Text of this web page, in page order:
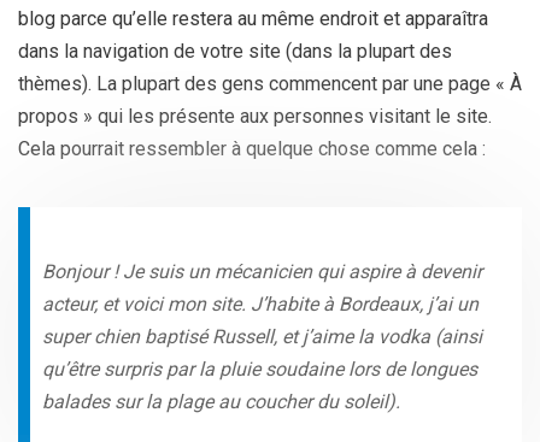
blog parce qu’elle restera au même endroit et apparaîtra
dans la navigation de votre site (dans la plupart des
thèmes). La plupart des gens commencent par une page « À
propos » qui les présente aux personnes visitant le site.
Cela pourrait ressembler à quelque chose comme cela :
Bonjour ! Je suis un mécanicien qui aspire à devenir
acteur, et voici mon site. J’habite à Bordeaux, j’ai un
super chien baptisé Russell, et j’aime la vodka (ainsi
qu’être surpris par la pluie soudaine lors de longues
balades sur la plage au coucher du soleil).